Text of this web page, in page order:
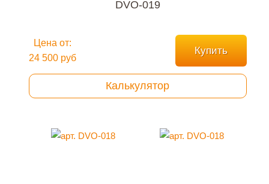
DVO-019
Цена от:
24 500 руб
Купить
Калькулятор